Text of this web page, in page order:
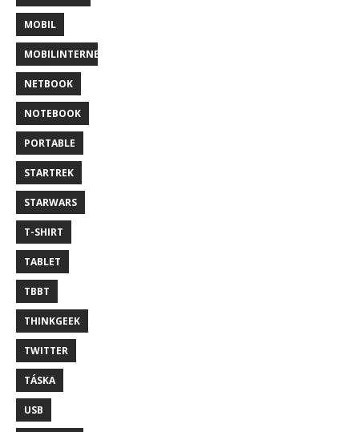
MOBIL
MOBILINTERNET
NETBOOK
NOTEBOOK
PORTABLE
STARTREK
STARWARS
T-SHIRT
TABLET
TBBT
THINKGEEK
TWITTER
TÁSKA
USB